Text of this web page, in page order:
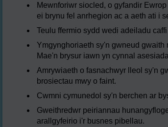
Mewnforiwr siocled, o gyfandir
ei brynu fel anrhegion ac a aeth ati i
Teulu ffermio sydd wedi adeiladu
Ymgynghoriaeth sy'n gwneud
Mae'n brysur iawn yn cynnal
Amrywiaeth o fasnachwyr lleol sy'n
brosiectau mwy o faint.
Cwmni cymunedol sy'n berchen ar
Gweithredwr peiriannau
arallgyfeirio i'r busnes pibellau.